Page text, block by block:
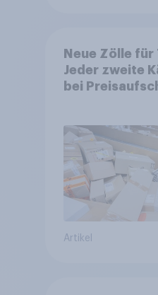
Neue Zölle für
Jeder zweite
bei
Artikel